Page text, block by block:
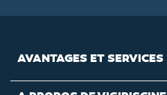
AVANTAGES ET SERVICES